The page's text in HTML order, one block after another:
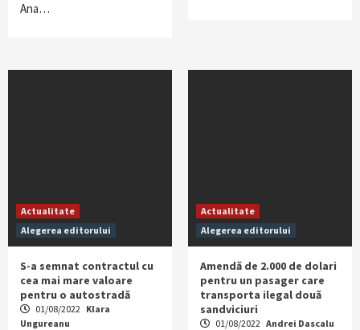
Ana…
Actualitate
Alegerea editorului
S-a semnat contractul cu
cea mai mare valoare
pentru o autostradă
01/08/2022 Klara
Ungureanu
Actualitate
Alegerea editorului
Amendă de 2.000 de dolari
pentru un pasager care
transporta ilegal două
sandviciuri
01/08/2022 Andrei Dascalu